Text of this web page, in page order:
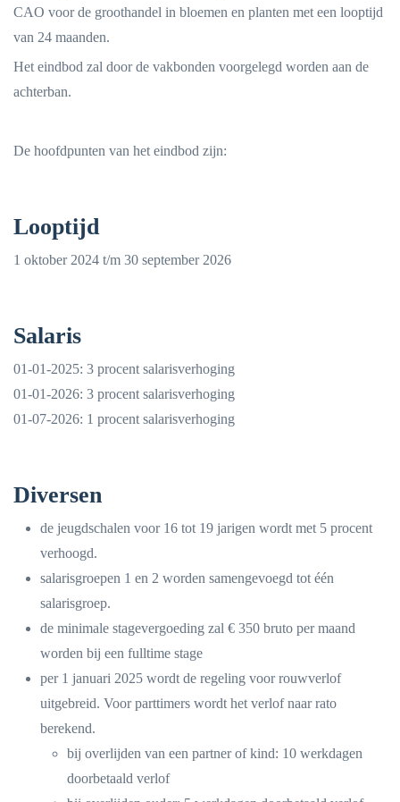
CAO voor de groothandel in bloemen en planten met een looptijd
van 24 maanden.
Het eindbod zal door de vakbonden voorgelegd worden aan de
achterban.
De hoofdpunten van het eindbod zijn:
Looptijd
1 oktober 2024 t/m 30 september 2026
Salaris
01-01-2025: 3 procent salarisverhoging
01-01-2026: 3 procent salarisverhoging
01-07-2026: 1 procent salarisverhoging
Diversen
de jeugdschalen voor 16 tot 19 jarigen wordt met 5 procent
verhoogd.
salarisgroepen 1 en 2 worden samengevoegd tot één
salarisgroep.
de minimale stagevergoeding zal € 350 bruto per maand
worden bij een fulltime stage
per 1 januari 2025 wordt de regeling voor rouwverlof
uitgebreid. Voor parttimers wordt het verlof naar rato
berekend.
bij overlijden van een partner of kind: 10 werkdagen
doorbetaald verlof